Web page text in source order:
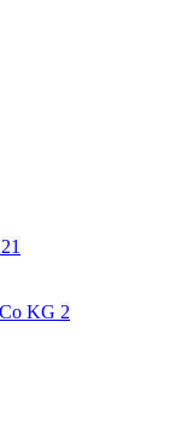
21
KG 2